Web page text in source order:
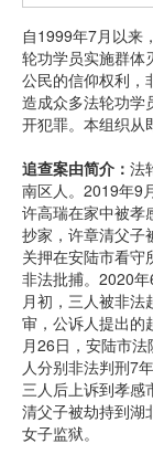
自1999年7月以来
轮功学员实施群体
公民的信仰权利，
造成众多法轮功学
开犯罪。本组织从
追查案由简介： 法
南区人。2019年9
许高瑞在家中被孝
抄家，许章清父子
关押在安陆市看守
非法批捕。2020
月初，三人被非
审，公诉人提出的
月26日，安陆市
人分别非法判刑7
三人后上诉到孝感
清父子被劫持到湖
女子监狱。